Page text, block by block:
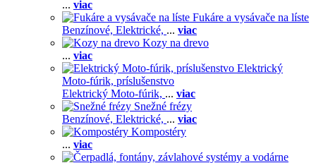
... viac
Fukáre a vysávače na líste
Benzínové, Elektrické, ... viac
Kozy na drevo
... viac
Elektrický
Moto-fúrik, príslušenstvo
Elektrický Moto-fúrik, ... viac
Snežné frézy
Benzínové, Elektrické, ... viac
Kompostéry
... viac